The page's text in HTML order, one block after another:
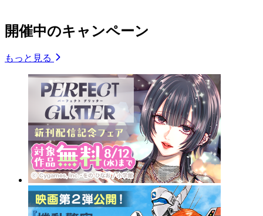
開催中のキャンペーン
もっと見る